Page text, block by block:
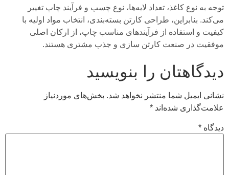
توجه به نوع کاغذ، تعداد لایه‌ها، نوع چسب و فرآیند چاپ تغییر
می‌کند. بنابراین، طراحی کارتن بسته‌بندی، انتخاب مواد اولیه با
کیفیت و استفاده از فرآیندهای مناسب چاپ، از ارکان اصلی
موفقیت در صنعت کارتن سازی و جذب مشتری هستند.
دیدگاهتان را بنویسید
نشانی ایمیل شما منتشر نخواهد شد. بخش‌های موردنیاز
علامت‌گذاری شده‌اند *
دیدگاه *